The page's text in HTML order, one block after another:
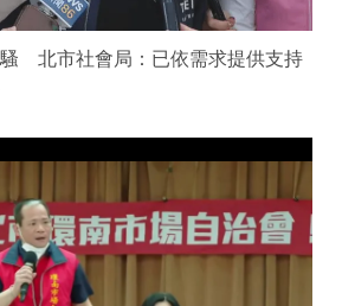
北市社會局：已依需求提供支持